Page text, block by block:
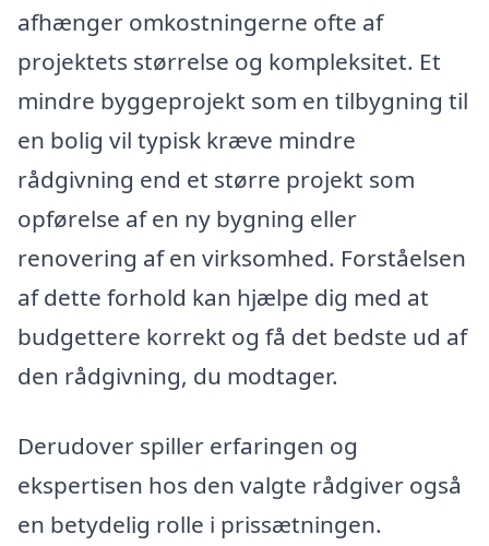
afhænger omkostningerne ofte af
projektets størrelse og kompleksitet. Et
mindre byggeprojekt som en tilbygning til
en bolig vil typisk kræve mindre
rådgivning end et større projekt som
opførelse af en ny bygning eller
renovering af en virksomhed. Forståelsen
af dette forhold kan hjælpe dig med at
budgettere korrekt og få det bedste ud af
den rådgivning, du modtager.
Derudover spiller erfaringen og
ekspertisen hos den valgte rådgiver også
en betydelig rolle i prissætningen.